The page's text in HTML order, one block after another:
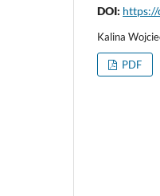
DOI:
Kalina
PDF